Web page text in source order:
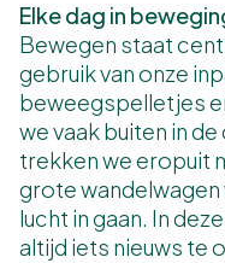
Elke dag in
Bewegen staat
gebruik van onze
beweegspelletjes
we vaak buiten in
trekken we eropuit
grote
lucht in gaan. In
altijd iets nieuws te